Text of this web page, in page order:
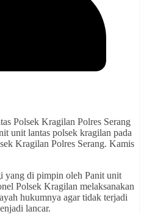
Polsek Kragilan Polres Serang
unit lantas polsek kragilan pada
Kragilan Polres Serang. Kamis
yang di pimpin oleh Panit unit
Polsek Kragilan melaksanakan
hukumnya agar tidak terjadi
lancar.